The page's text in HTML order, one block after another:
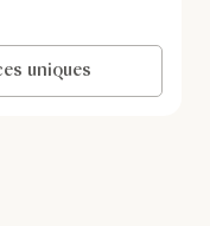
uniques